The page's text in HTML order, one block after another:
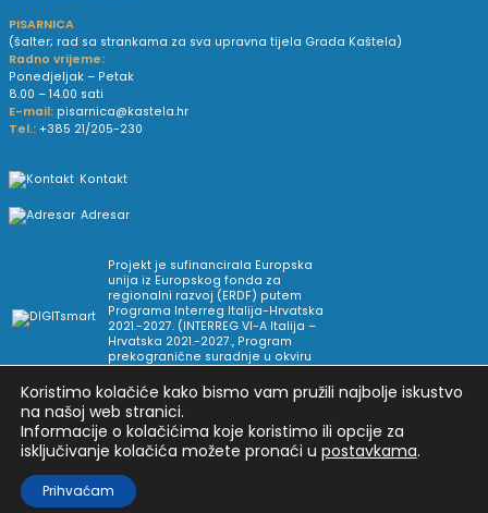
PISARNICA
(šalter; rad sa strankama za sva upravna tijela Grada Kaštela)
Radno vrijeme:
Ponedjeljak – Petak
8.00 – 14.00 sati
E-mail: pisarnica@kastela.hr
Tel.: +385 21/205-230
Kontakt
Adresar
Projekt je sufinancirala Europska
unija iz Europskog fonda za
regionalni razvoj (ERDF) putem
Programa Interreg Italija-Hrvatska
2021.-2027. (INTERREG VI-A Italija –
Hrvatska 2021.-2027., Program
prekogranične suradnje u okviru
Arhiva novosti Uvjeti korištenja Impressum
Pravne informacije i pravila privatnosti
Koristimo kolačiće kako bismo vam pružili najbolje iskustvo
na našoj web stranici.
Informacije o kolačićima koje koristimo ili opcije za
isključivanje kolačića možete pronaći u postavkama.
Prihvaćam